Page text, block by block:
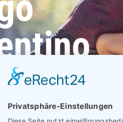
Tango Argentino Einstieg